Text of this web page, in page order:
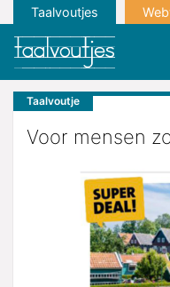
Taalvoutjes
Taalvoutje
Voor mensen